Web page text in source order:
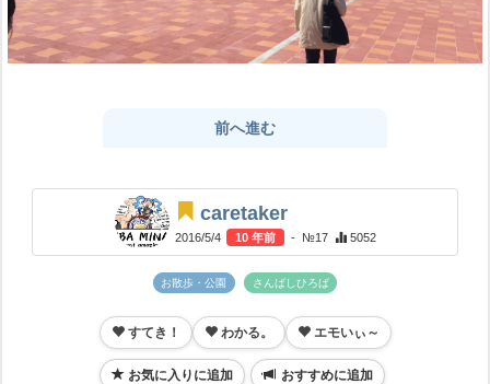
前へ進む
caretaker
2016/5/4 10 年前 - №17 5052
お散歩・公園 さんばしひろば
すてき！ わかる。 エモいぃ～
お気に入りに追加 おすすめに追加